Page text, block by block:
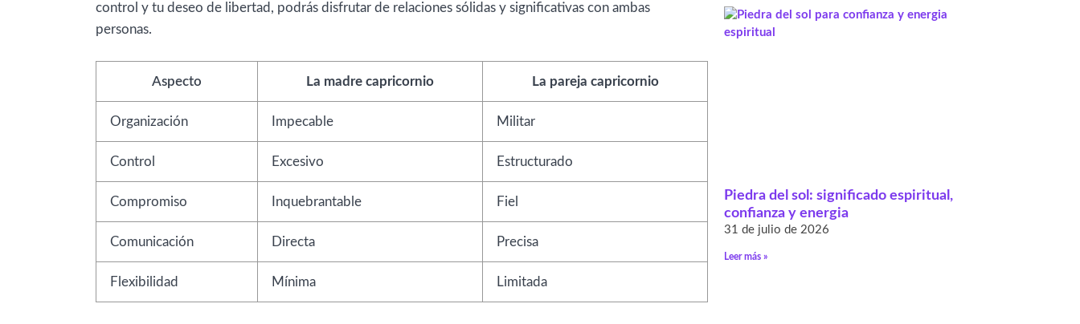
control y tu deseo de libertad, podrás disfrutar de relaciones sólidas y significativas con ambas
personas.
Aspecto La madre capricornio La pareja capricornio
Organización Impecable Militar
Control Excesivo Estructurado
Compromiso Inquebrantable Fiel
Comunicación Directa Precisa
Flexibilidad Mínima Limitada
Piedra del sol: significado espiritual,
confianza y energia
31 de julio de 2026
Leer más »